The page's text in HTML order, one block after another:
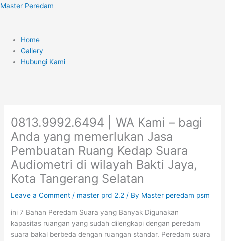
Skip
Master Peredam
Menu
Home
Gallery
Hubungi Kami
0813.9992.6494 | WA Kami – bagi
Anda yang memerlukan Jasa
Pembuatan Ruang Kedap Suara
Audiometri di wilayah Bakti Jaya,
Kota Tangerang Selatan
Leave a Comment / master prd 2.2 / By Master peredam psm
ini 7 Bahan Peredam Suara yang Banyak Digunakan
kapasitas ruangan yang sudah dilengkapi dengan peredam
suara bakal berbeda dengan ruangan standar. Peredam suara